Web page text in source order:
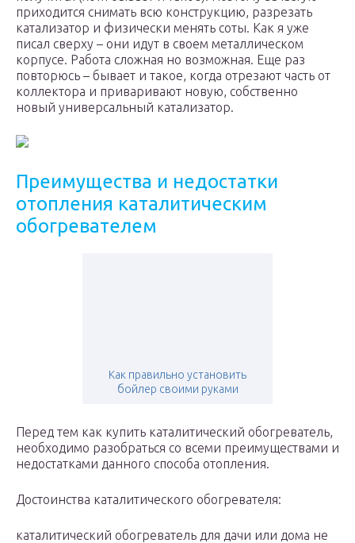
приходится снимать всю конструкцию, разрезать
катализатор и физически менять соты. Как я уже
писал сверху – они идут в своем металлическом
корпусе. Работа сложная но возможная. Еще раз
повторюсь – бывает и такое, когда отрезают часть от
коллектора и приваривают новую, собственно
новый универсальный катализатор.
Преимущества и недостатки
отопления каталитическим
обогревателем
Как правильно установить
бойлер своими руками
Перед тем как купить каталитический обогреватель,
необходимо разобраться со всеми преимуществами и
недостатками данного способа отопления.
Достоинства каталитического обогревателя:
каталитический обогреватель для дачи или дома не